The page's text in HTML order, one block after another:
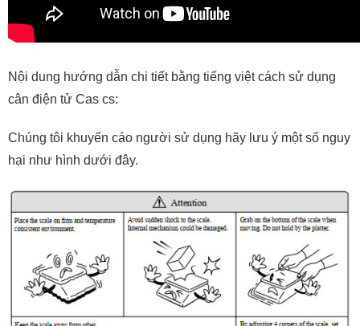
Nội dung hướng dẫn chi tiết bằng tiếng việt cách sử dụng
cân điện tử Cas cs:
Chúng tôi khuyến cáo người sử dụng hãy lưu ý một số nguy
hại như hình dưới đây.